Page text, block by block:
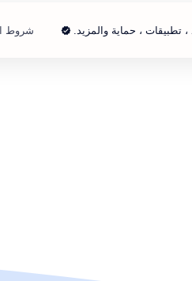
تطبيقات ، حماية والمزيد. شروط